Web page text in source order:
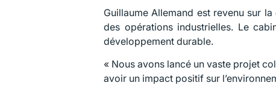
Guillaume Allemand est revenu sur
des opérations industrielles. Le
développement durable.
« Nous avons lancé un vaste projet
avoir un impact positif sur